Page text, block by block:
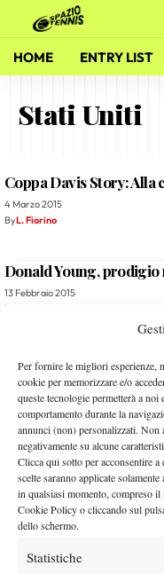
Per fornire le migliori esperienze,
cookie per memorizzare e/o
queste tecnologie permetterà a
comportamento durante la
annunci (non) personalizzati.
negativamente su alcune
Clicca qui sotto per acconsentire
scelte saranno applicate
in qualsiasi momento, compreso
Cookie Policy o cliccando sul
dello schermo.
Statistiche
HOME ENTRY LIST
Stati Uniti
Coppa Davis Story:
4 Marzo 2015
ByL. Fiorino
Donald Young, prodigio
13 Febbraio 2015
By
Fed Cup, sorteggiati i
10 Febbraio 2015
Salvatore Greco
Jacopo Lo Monaco: “Vi
NCAA”
5 Febbraio 2015
Alessandro Nizegorodcew